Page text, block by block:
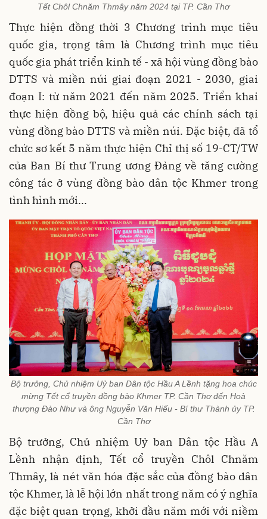
Tết Chôl Chnăm Thmây năm 2024 tại TP. Cần Thơ
Thực hiện đồng thời 3 Chương trình mục tiêu
quốc gia, trọng tâm là Chương trình mục tiêu
quốc gia phát triển kinh tế - xã hội vùng đồng bào
DTTS và miền núi giai đoạn 2021 - 2030, giai
đoạn I: từ năm 2021 đến năm 2025. Triển khai
thực hiện đồng bộ, hiệu quả các chính sách tại
vùng đồng bào DTTS và miền núi. Đặc biệt, đã tổ
chức sơ kết 5 năm thực hiện Chỉ thị số 19-CT/TW
của Ban Bí thư Trung ương Đảng về tăng cường
công tác ở vùng đồng bào dân tộc Khmer trong
tình hình mới...
Bộ trưởng, Chủ nhiệm Uỷ ban Dân tộc Hầu A Lềnh tặng hoa chúc
mừng Tết cổ truyền đồng bào Khmer TP. Cần Thơ đến Hoà
thượng Đào Như và ông Nguyễn Văn Hiếu - Bí thư Thành ủy TP.
Cần Thơ
Bộ trưởng, Chủ nhiệm Uỷ ban Dân tộc Hầu A
Lềnh nhận định, Tết cổ truyền Chôl Chnăm
Thmây, là nét văn hóa đặc sắc của đồng bào dân
tộc Khmer, là lễ hội lớn nhất trong năm có ý nghĩa
đặc biệt quan trọng, khởi đầu năm mới với niềm